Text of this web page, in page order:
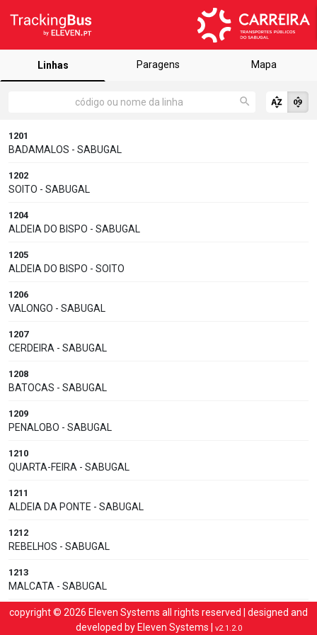
Linhas Paragens Mapa
1201
BADAMALOS - SABUGAL
1202
SOITO - SABUGAL
1204
ALDEIA DO BISPO - SABUGAL
1205
ALDEIA DO BISPO - SOITO
1206
VALONGO - SABUGAL
1207
CERDEIRA - SABUGAL
1208
BATOCAS - SABUGAL
1209
PENALOBO - SABUGAL
1210
QUARTA-FEIRA - SABUGAL
1211
ALDEIA DA PONTE - SABUGAL
1212
REBELHOS - SABUGAL
1213
MALCATA - SABUGAL
1215
QUINTA DO SOUTO - SABUGAL
copyright © 2026 Eleven Systems all rights reserved | designed and
developed by Eleven Systems v2.1.2.0